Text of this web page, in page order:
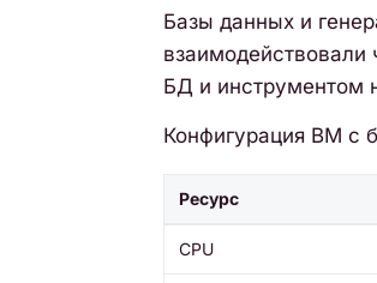
Базы данных и
БД и инструментом
Конфигурация ВМ с
Ресурс
CPU